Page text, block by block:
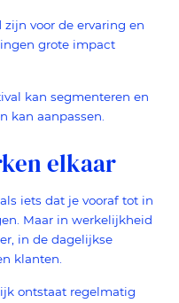
voor de ervaring en
grote impact
kan segmenteren en
kan aanpassen.
elkaar
iets dat je vooraf tot in
Maar in werkelijkheid
in de dagelijkse
klanten.
ontstaat regelmatig